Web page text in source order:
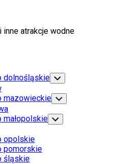
atrakcje wodne
dolnośląskie Toggle
Child
Menu
mazowieckie Toggle
Child
Menu
Toggle
Child
opolskie
pomorskie
śląskie